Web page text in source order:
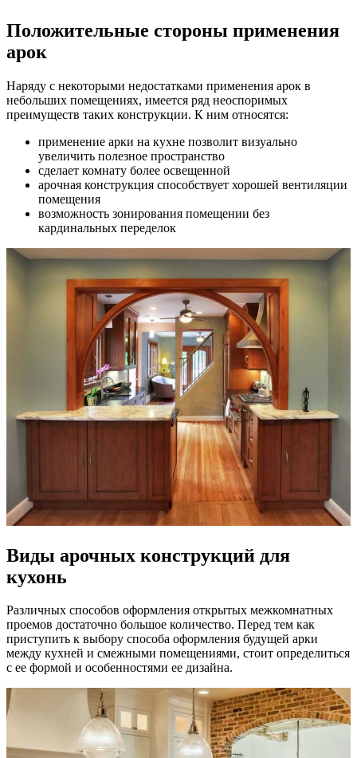
Положительные стороны применения
арок
Наряду с некоторыми недостатками применения арок в
небольших помещениях, имеется ряд неоспоримых
преимуществ таких конструкции. К ним относятся:
применение арки на кухне позволит визуально
увеличить полезное пространство
сделает комнату более освещенной
арочная конструкция способствует хорошей вентиляции
помещения
возможность зонирования помещении без
кардинальных переделок
Виды арочных конструкций для
кухонь
Различных способов оформления открытых межкомнатных
проемов достаточно большое количество. Перед тем как
приступить к выбору способа оформления будущей арки
между кухней и смежными помещениями, стоит определиться
с ее формой и особенностями ее дизайна.